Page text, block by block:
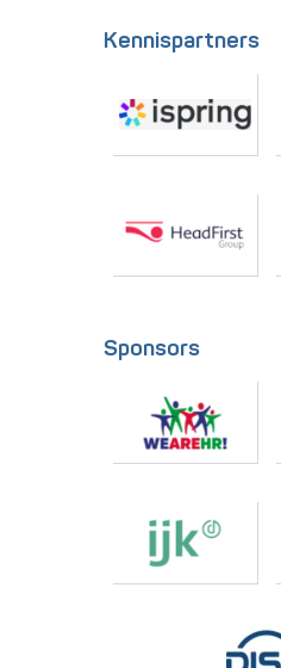
HR-
tech
bedrijf
Kennispartners
Sponsors